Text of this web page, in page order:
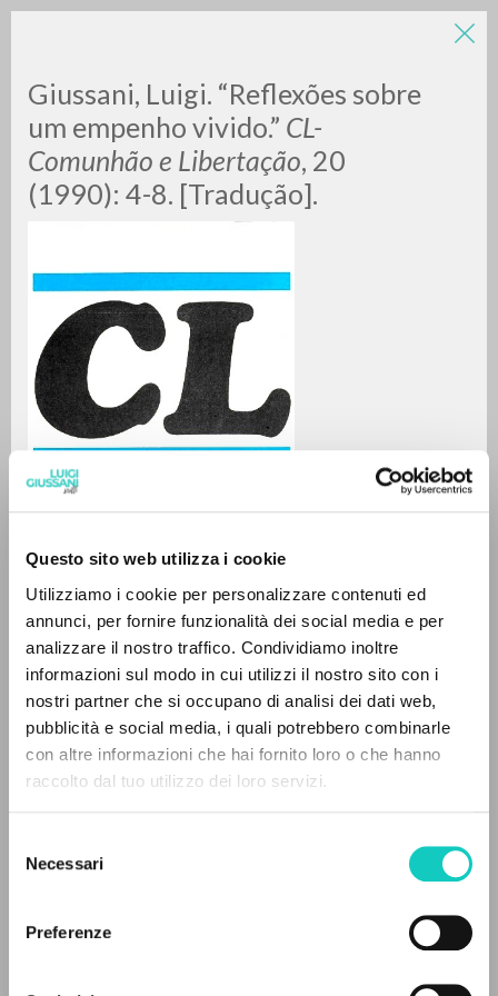
Questo sito web utilizza i cookie
Utilizziamo i cookie per personalizzare contenuti ed
annunci, per fornire funzionalità dei social media e per
analizzare il nostro traffico. Condividiamo inoltre
informazioni sul modo in cui utilizzi il nostro sito con i
nostri partner che si occupano di analisi dei dati web,
pubblicità e social media, i quali potrebbero combinarle
con altre informazioni che hai fornito loro o che hanno
raccolto dal tuo utilizzo dei loro servizi.
delNecessari
Preferenze
Giussani, Luigi. “Reflexões sobre
um empenho vivido.” CL-
Comunhão e Libertação, 20
(1990): 4-8. [Tradução].
Giussani LuigiAutor
Portoghese BR
CL-Comunhão e Libertação
1990
Páginas: 5
LUIGI
GIUSSANI
BÚSQUEDA AVANZADA »
0DOCUMENTOS ENCONTRADOS
RESULTADOS SUCESIVOS